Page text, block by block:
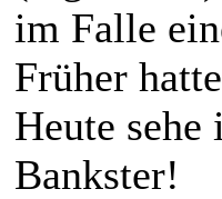
im Falle
Früher
Heute
Bankster!